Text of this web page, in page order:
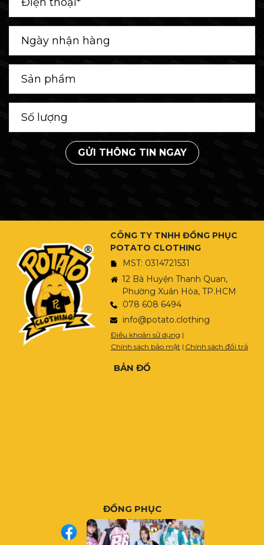
GỬI THÔNG TIN NGAY
CÔNG TY TNHH ĐỒNG PHỤC
POTATO CLOTHING
MST: 0314721531
12 Bà Huyện Thanh Quan,
Phường Xuân Hòa, TP.HCM
078 608 6494
info@potato.clothing
Điều khoản sử dụng |
Chính sách bảo mật | Chính sách đổi trả
BẢN ĐỒ
ĐỒNG PHỤC